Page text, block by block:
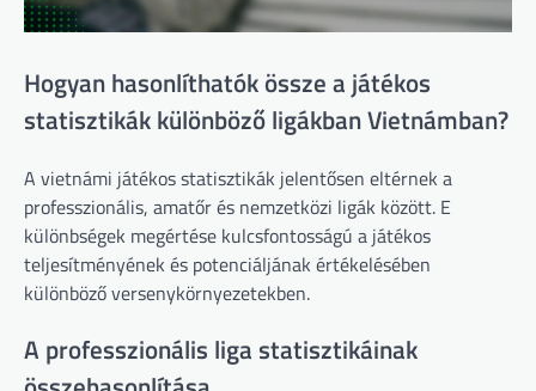
Hogyan hasonlíthatók össze a játékos
statisztikák különböző ligákban Vietnámban?
A vietnámi játékos statisztikák jelentősen eltérnek a
professzionális, amatőr és nemzetközi ligák között. E
különbségek megértése kulcsfontosságú a játékos
teljesítményének és potenciáljának értékelésében
különböző versenykörnyezetekben.
A professzionális liga statisztikáinak